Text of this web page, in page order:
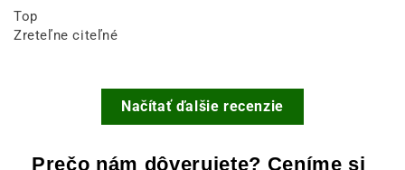
Top
Zreteľne citeľné
Načítať ďalšie recenzie
Prečo nám dôverujete? Ceníme si